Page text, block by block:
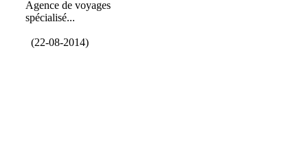
Agence de voyages
spécialisé...
(22-08-2014)